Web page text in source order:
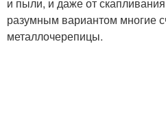
и пыли, и даже от
разумным вариантом многие
металлочерепицы.